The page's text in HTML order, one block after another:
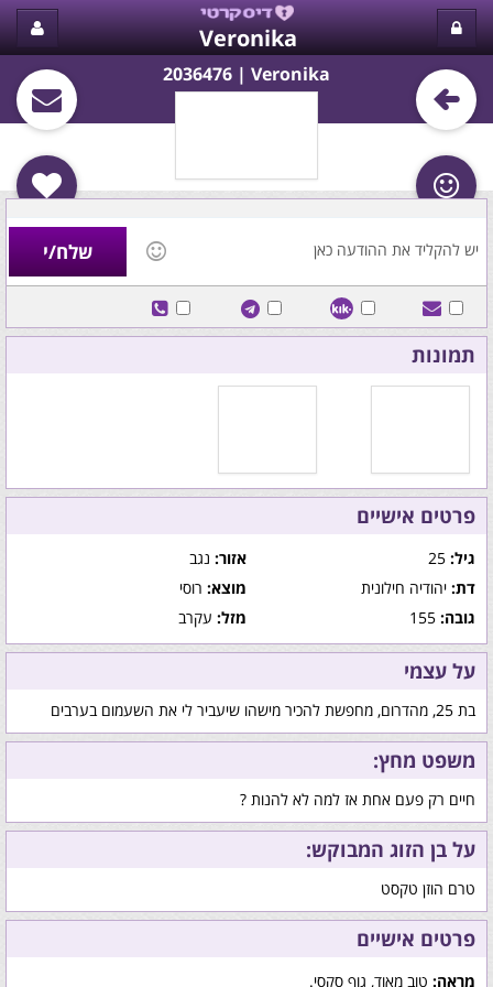
Veronika
Veronika‏ | 2036476
תמונות
פרטים אישיים
גיל: אזור: נגב
דת: יהודיה חילונית מוצא: רוסי
גובה:
מזל: עקרב
על עצמי
בת 25, מהדרום, מחפשת להכיר מישהו שיעביר לי את השעמום בערבים
משפט מחץ:
חיים רק פעם אחת אז למה לא להנות ?
על בן הזוג המבוקש:
טרם הוזן טקסט
פרטים אישיים
מראה: טוב מאוד, גוף סקסי.